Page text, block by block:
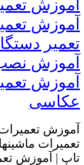
آموزش
آموزش
تعمیر
آموزش
آموزش
عکاسی
آموزش
تعمیرات
تاپ | آموزش